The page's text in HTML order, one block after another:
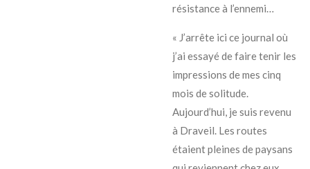
résistance à l’ennemi…
« J’arrête ici ce journal où
j’ai essayé de faire tenir les
impressions de mes cinq
mois de solitude.
Aujourd’hui, je suis revenu
à Draveil. Les routes
étaient pleines de paysans